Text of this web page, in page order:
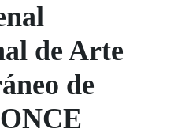
de Arte
de